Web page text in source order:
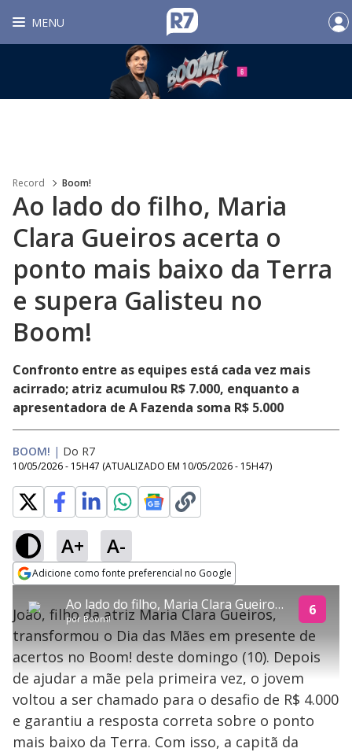
MENU
Record Boom!
Ao lado do filho, Maria
Clara Gueiros acerta o
ponto mais baixo da Terra
e supera Galisteu no
Boom!
Confronto entre as equipes está cada vez mais
acirrado; atriz acumulou R$ 7.000, enquanto a
apresentadora de A Fazenda soma R$ 5.000
BOOM! | Do R7
10/05/2026 - 15H47 (ATUALIZADO EM 10/05/2026 - 15H47)
A+ A-
Adicione como fonte preferencial no Google
Opens in new window
a
modal
window.
modal
be
by
the
key
explore
Conteúdo bloqueado
Lamentamos, mas o vídeo que está tentando assisitr é de exibição
exclusiva em território brasileiro :-(
Ao lado do filho, Maria Clara Gueiros acerta o ponto mais baixo da Terra e supera Galisteu no Boom!
por Boom!
6
João, filho da atriz Maria Clara Gueiros,
transformou o Dia das Mães em presente de
acertos no Boom! deste domingo (10). Depois
de ajudar a mãe pela primeira vez, o jovem
voltou a ser chamado para o desafio de R$ 4.000
e garantiu a resposta correta sobre o ponto
mais baixo da Terra. Com isso, a capitã da